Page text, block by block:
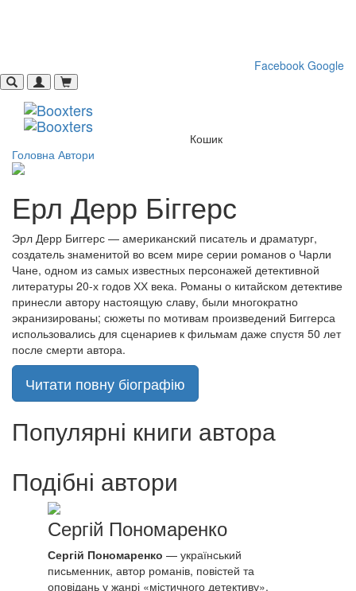
Facebook Google
Кошик
Головна Автори
Ерл Дерр Біггерс
Эрл Дерр Биггерс — американский писатель и драматург,
создатель знаменитой во всем мире серии романов о Чарли
Чане, одном из самых известных персонажей детективной
литературы 20-х годов ХХ века. Романы о китайском детективе
принесли автору настоящую славу, были многократно
экранизированы; сюжеты по мотивам произведений Биггерса
использовались для сценариев к фильмам даже спустя 50 лет
после смерти автора.
Читати повну біографію
Популярні книги автора
Подібні автори
Сергій Пономаренко
Сергій Пономаренко — український
письменник, автор романів, повістей та
оповідань у жанрі «містичного детективу».